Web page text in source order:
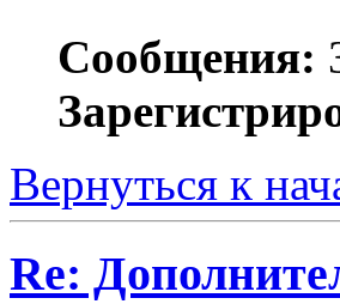
Сообщения:
Вернуться к
Re: